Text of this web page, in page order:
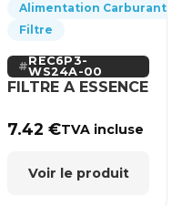
Alimentation Carburant
Filtre
REC6P3-
WS24A-00
FILTRE A ESSENCE
7.42€TVA incluse
Voir le produit